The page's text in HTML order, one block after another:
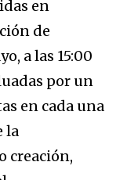
en
de
a las 15:00
por un
en cada una
la
creación,